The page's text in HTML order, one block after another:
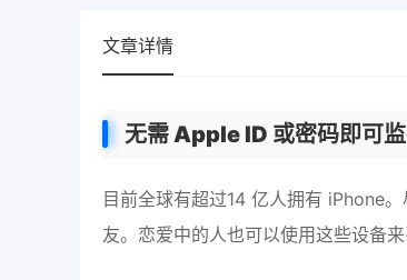
文章详情
无需 Apple ID 或密码即可
目前全球有超过14 亿人拥有 iPhone
友。恋爱中的人也可以使用这些设备